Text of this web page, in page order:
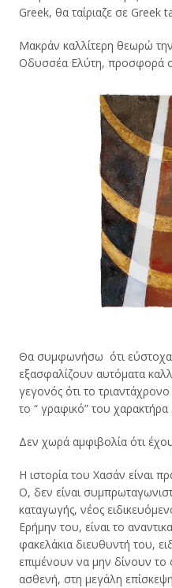
Greek, θα ταίριαζε σε Greek
Μακράν καλλίτερη θεωρώ
Οδυσσέα Ελύτη, προσφορά
Θα συμφωνήσω ότι εύστοχα
εξασφαλίζουν αυτόματα
γεγονός ότι το
το “ γραφικό” του χαρακτήρα .
Δεν χωρά αμφιβολία ότι
Η ιστορία του Χασάν είναι
Ο, δεν είναι
καταγωγής, νέος
Ερήμην του, είναι το
φακελάκια διευθυντή του,
επιμένουν να μην δίνουν
ασθενή, στη μεγάλη επίσκεψη